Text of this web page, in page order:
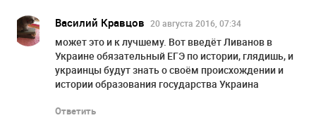
Василий Кравцов 20 августа 2016, 07:34
может это и к лучшему. Вот введёт Ливанов в
Украине обязательный ЕГЭ по истории, глядишь, и
украинцы будут знать о своём происхождении и
истории образования государства Украина
Ответить